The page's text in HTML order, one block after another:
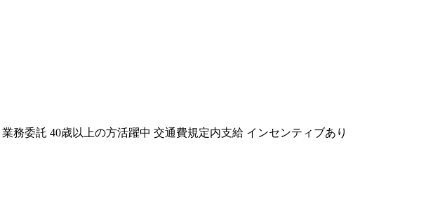
業務委託 40歳以上の方活躍中 交通費規定内支給 インセンティブあり